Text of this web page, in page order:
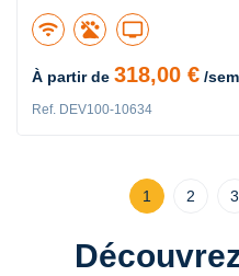
wifi tv
À partir de 318,00 € /
Ref. DEV100-10634
1 2 3